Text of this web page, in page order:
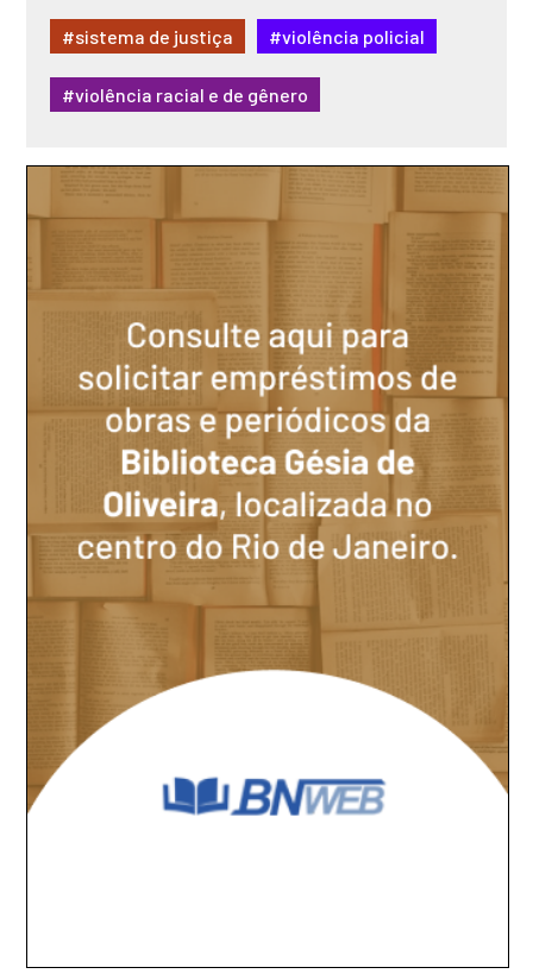
#sistema de justiça #violência policial
#violência racial e de gênero